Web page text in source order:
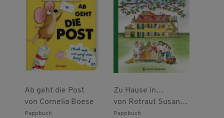
Ab geht die Post
von Cornelia Boese
Pappbuch
Zu Hause in
Wimmlingen
von Rotraut Susanne
Berner
Pappbuch